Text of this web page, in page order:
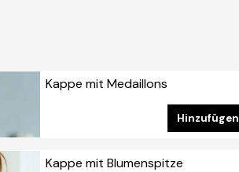
Kappe mit Medaillons
Hinzufügen
Kappe mit Blumenspitze